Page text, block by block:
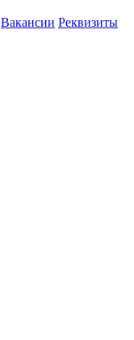
Вакансии Реквизиты